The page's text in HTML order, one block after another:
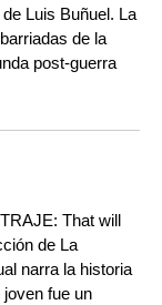
Luis Buñuel. La
de la
post-guerra
That will
de La
narra la historia
fue un